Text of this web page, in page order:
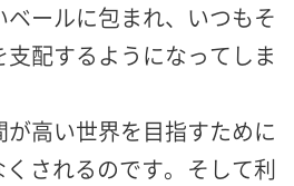
ールに包まれ、いつもそ
配するようになってしま
高い世界を目指すために
されるのです。そして利